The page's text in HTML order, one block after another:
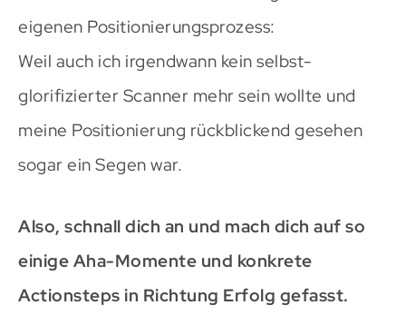
eigenen Positionierungsprozess:
Weil auch ich irgendwann kein selbst-
glorifizierter Scanner mehr sein wollte und
meine Positionierung rückblickend gesehen
sogar ein Segen war.
Also, schnall dich an und mach dich auf so
einige Aha-Momente und konkrete
Actionsteps in Richtung Erfolg gefasst.